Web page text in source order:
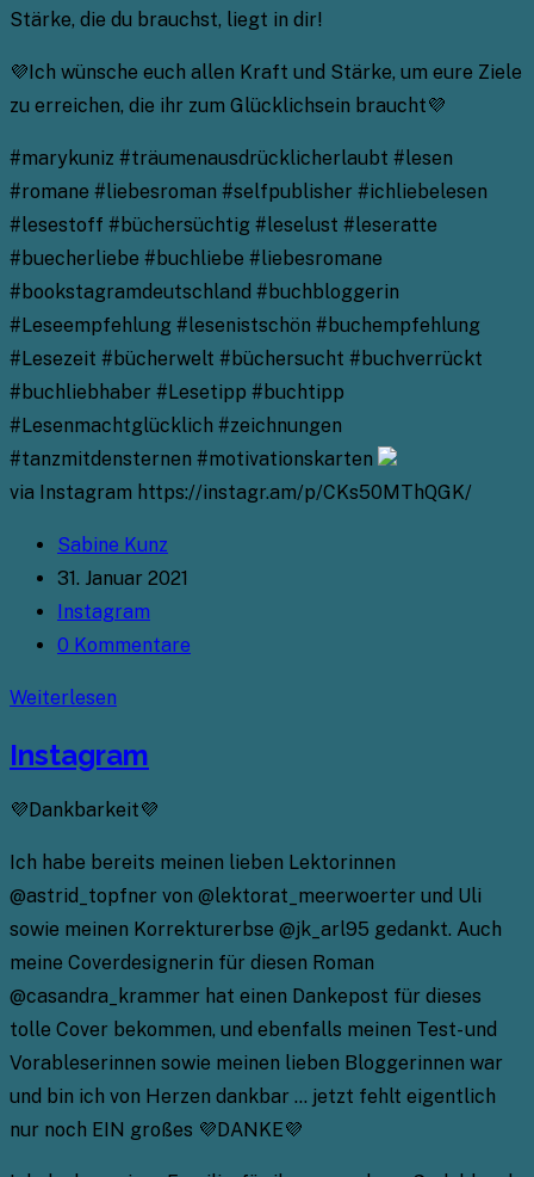
Stärke, die du brauchst, liegt in dir!
💜Ich wünsche euch allen Kraft und Stärke, um eure Ziele
zu erreichen, die ihr zum Glücklichsein braucht💜
#marykuniz #träumenausdrücklicherlaubt #lesen
#romane #liebesroman #selfpublisher #ichliebelesen
#lesestoff #büchersüchtig #leselust #leseratte
#buecherliebe #buchliebe #liebesromane
#bookstagramdeutschland #buchbloggerin
#Leseempfehlung #lesenistschön #buchempfehlung
#Lesezeit #bücherwelt #büchersucht #buchverrückt
#buchliebhaber #Lesetipp #buchtipp
#Lesenmachtglücklich #zeichnungen
#tanzmitdensternen #motivationskarten
via Instagram https://instagr.am/p/CKs50MThQGK/
Beitrags-
Autor:
Sabine Kunz
Beitrag
veröffentlicht:
31. Januar 2021
Beitrags-
Kategorie:
Instagram
Beitrags-
0 Kommentare
Weiterlesen
Instagram
💜Dankbarkeit💜
Ich habe bereits meinen lieben Lektorinnen
@astrid_topfner von @lektorat_meerwoerter und Uli
sowie meinen Korrekturerbse @jk_arl95 gedankt. Auch
meine Coverdesignerin für diesen Roman
@casandra_krammer hat einen Dankepost für dieses
tolle Cover bekommen, und ebenfalls meinen Test- und
Vorableserinnen sowie meinen lieben Bloggerinnen war
und bin ich von Herzen dankbar … jetzt fehlt eigentlich
nur noch EIN großes 💜DANKE💜